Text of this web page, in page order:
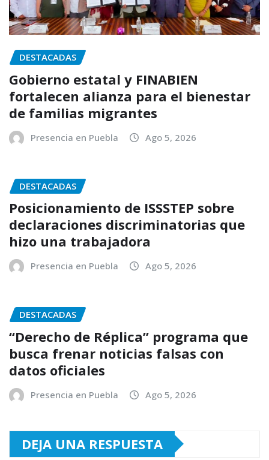
DESTACADAS
Gobierno estatal y FINABIEN
fortalecen alianza para el bienestar
de familias migrantes
Presencia en Puebla Ago 5, 2026
DESTACADAS
Posicionamiento de ISSSTEP sobre
declaraciones discriminatorias que
hizo una trabajadora
Presencia en Puebla Ago 5, 2026
DESTACADAS
“Derecho de Réplica” programa que
busca frenar noticias falsas con
datos oficiales
Presencia en Puebla Ago 5, 2026
DEJA UNA RESPUESTA